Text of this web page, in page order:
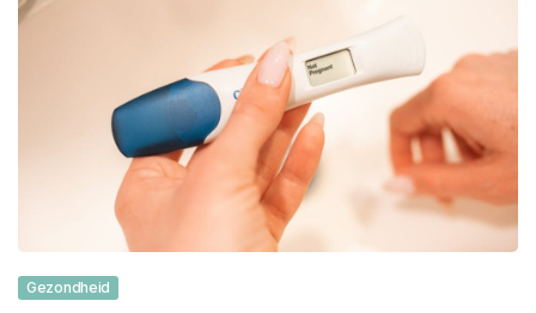
Gezondheid